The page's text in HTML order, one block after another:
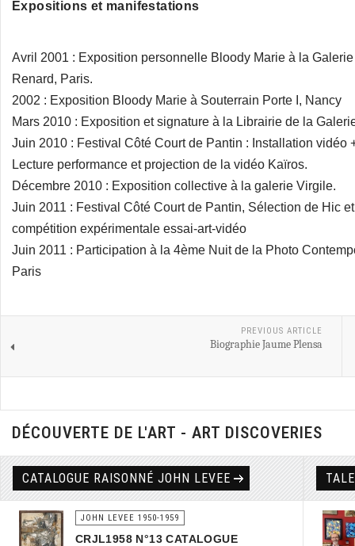
Expositions et manifestations
Avril 2001 : Exposition personnelle Bloody Marie à la
Renard, Paris.
2002 : Exposition Bloody Marie à Souterrain Porte I, Nancy
Mars 2010 : Exposition et signature à la Librairie de la
Juin 2010 : Festival Côté Court de Pantin : Installation vidéo
Lecture performance et projection de la vidéo Kaïros.
Décembre 2010 : Exposition collective à la galerie Virgile.
Juin 2011 : Festival Côté Court de Pantin, Sélection de Hic
compétition expérimentale essai-art-vidéo
Juin 2011 : Participation à la 4ème Nuit de la Photo
Paris
PREVIOUS ARTICLE
Biographie Jaume Plensa
DÉCOUVERTE DE L'ART - ART DISCOVERIES
CATALOGUE RAISONNÉ JOHN LEVEE
JOHN LEVEE 1950-1959
CRJL1958 N°13 CATALOGUE